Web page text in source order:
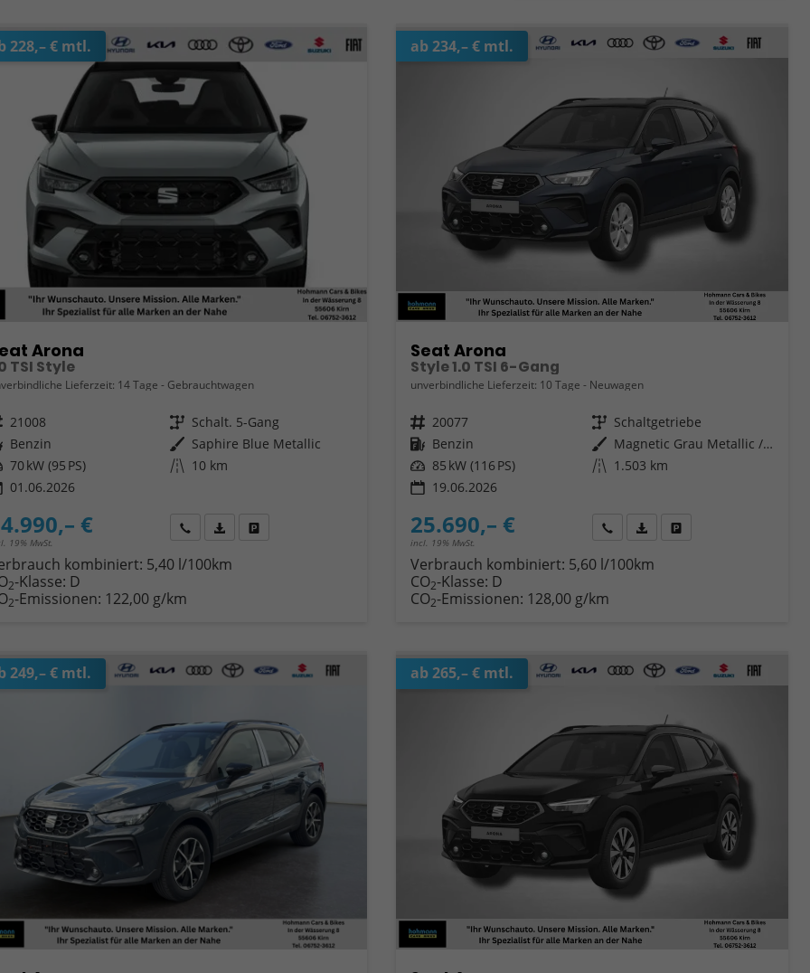
228,– € mtl.
Arona
TSI Style
Lieferzeit: 14 Tage Gebrauchtwagen
21008 Getriebe Schalt. 5-Gang
Benzin Außenfarbe Saphire Blue Metallic
70 kW (95 PS) Kilometerstand 10 km
01.06.2026
€
19% MwSt.
Wir rufen Sie anFahrzeugexposé (PDF)
kombiniert: 5,40 l/100km
2-Klasse: D
2-Emissionen: 122,00 g/km
ab 234,– € mtl.
Seat Arona
Style 1.0 TSI 6-Gang
unverbindliche Lieferzeit: 10 Tage Neuwagen
Fahrzeugnr. 20077 Getriebe Schaltgetriebe
Kraftstoff Benzin Außenfarbe
Magnetic Grau Metallic / Dach in Midnight Schwarz Metallic
Leistung 85 kW (116 PS) Kilometerstand 1.503 km
19.06.2026
25.690,– €
incl. 19% MwSt.
Wir rufen Sie an
Fahrzeugexposé (PDF)
Fahrzeug parken
Verbrauch kombiniert: 5,60 l/100km
CO2-Klasse: D
CO2-Emissionen: 128,00 g/km
249,– € mtl. ab 265,– € mtl.